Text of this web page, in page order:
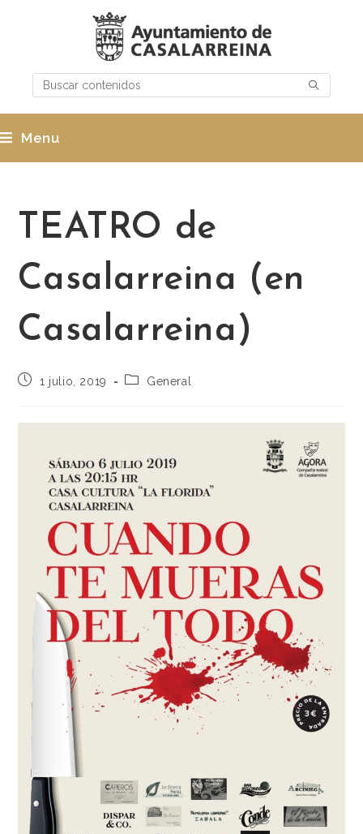
Menu
TEATRO de
Casalarreina (en
Casalarreina)
1 julio, 2019 General